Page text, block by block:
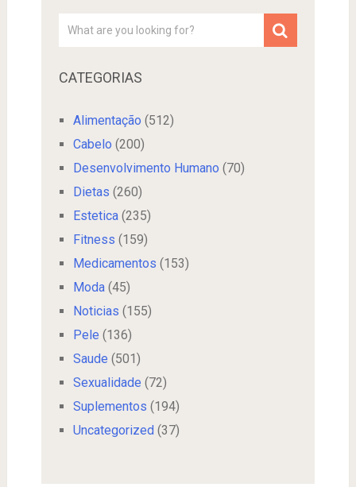
CATEGORIAS
Alimentação (512)
Cabelo (200)
Desenvolvimento Humano (70)
Dietas (260)
Estetica(235)
Fitness (159)
Medicamentos (153)
Moda(45)
Noticias (155)
Pele (136)
Saude (501)
Sexualidade (72)
Suplementos (194)
Uncategorized (37)